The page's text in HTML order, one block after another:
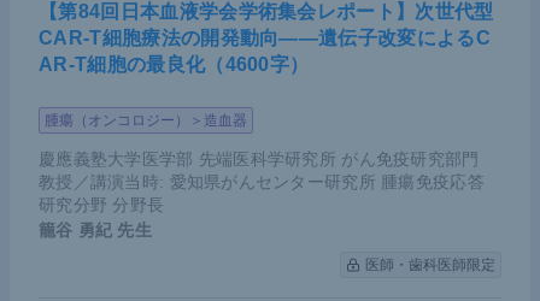
【第84回日本血液学会学術集会レポート】次世代型
CAR-T細胞療法の開発動向――遺伝子改変によるC
AR-T細胞の最良化（4600字）
腫瘍（オンコロジー）＞造血器
慶應義塾大学医学部 先端医科学研究所 がん免疫研究部門
教授／講演当時: 愛知県がんセンター研究所 腫瘍免疫応答
研究分野 分野長
籠谷 勇紀 先生
医師・歯科医師限定